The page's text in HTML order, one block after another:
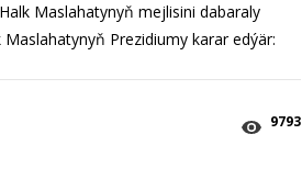
Maslahatynyň mejlisini dabaraly
Prezidiumy karar edýär:
9793